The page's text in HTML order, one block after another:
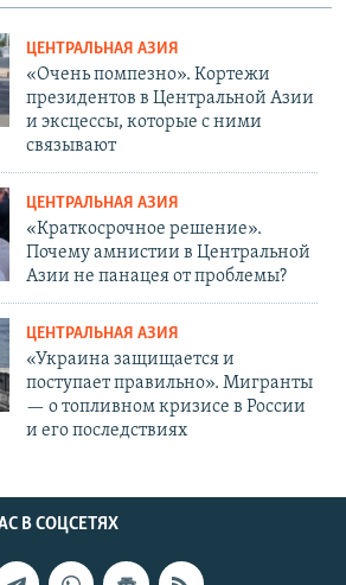
ЦЕНТРАЛЬНАЯ АЗИЯ
«Очень помпезно». Кортежи
президентов в Центральной Азии
и эксцессы, которые с ними
связывают
ЦЕНТРАЛЬНАЯ АЗИЯ
«Краткосрочное решение».
Почему амнистии в Центральной
Азии не панацея от проблемы?
ЦЕНТРАЛЬНАЯ АЗИЯ
«Украина защищается и
поступает правильно». Мигранты
— о топливном кризисе в России
и его последствиях
В СОЦСЕТЯХ